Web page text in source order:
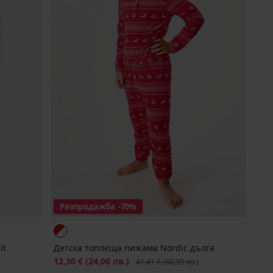
Разпродажба -70%
Детска топлеща пижама Nordic дълга
Намаление
12,30 € (24,06 лв.) Първоначална цена
41,41 €(80,99 лв.)